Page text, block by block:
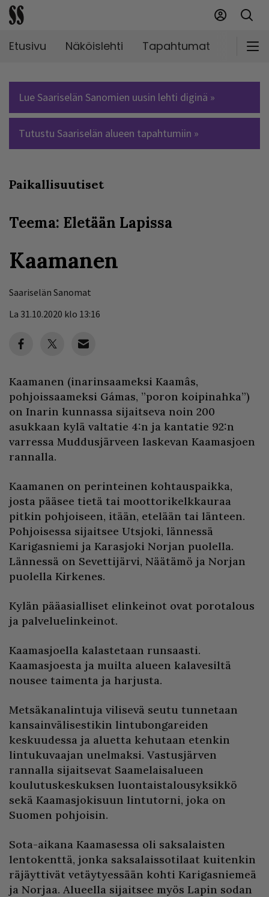
Etusivu Näköislehti Tapahtumat
Lue Saariselän Sanomien uusin lehti diginä »
Tutustu Saariselän alueen tapahtumiin »
Paikallisuutiset
Teema: Eletään Lapissa
Kaamanen
Saariselän Sanomat
La 31.10.2020 klo 13:16
Kaamanen (inarinsaameksi Kaamâs,
pohjoissaameksi Gámas, ”poron koipinahka”)
on Inarin kunnassa sijaitseva noin 200
asukkaan kylä valtatie 4:n ja kantatie 92:n
varressa Muddusjärveen laskevan Kaamasjoen
rannalla.
Kaamanen on perinteinen kohtauspaikka,
josta pääsee tietä tai moottorikelkkauraa
pitkin pohjoiseen, itään, etelään tai länteen.
Pohjoisessa sijaitsee Utsjoki, lännessä
Karigasniemi ja Karasjoki Norjan puolella.
Lännessä on Sevettijärvi, Näätämö ja Norjan
puolella Kirkenes.
Kylän pääasialliset elinkeinot ovat porotalous
ja palveluelinkeinot.
Kaamasjoella kalastetaan runsaasti.
Kaamasjoesta ja muilta alueen kalavesiltä
nousee taimenta ja harjusta.
Metsäkanalintuja vilisevä seutu tunnetaan
kansainvälisestikin lintubongareiden
keskuudessa ja aluetta kehutaan etenkin
lintukuvaajan unelmaksi. Vastusjärven
rannalla sijaitsevat Saamelaisalueen
koulutuskeskuksen luontaistalousyksikkö
sekä Kaamasjokisuun lintutorni, joka on
Suomen pohjoisin.
Sota-aikana Kaamasessa oli saksalaisten
lentokenttä, jonka saksalaissotilaat kuitenkin
räjäyttivät vetäytyessään kohti Karigasniemeä
ja Norjaa. Alueella sijaitsee myös Lapin sodan